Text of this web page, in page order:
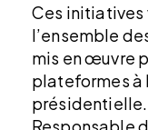
Ces
l’ensemble
mis en œuvre
plateformes à
Responsable